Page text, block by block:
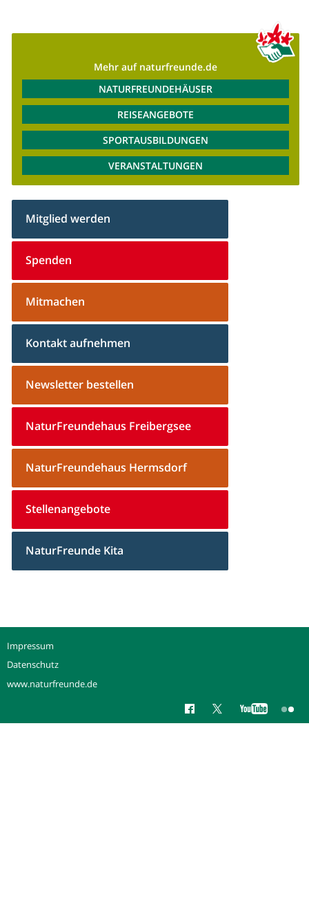
Mehr auf naturfreunde.de
NATURFREUNDEHÄUSER
REISEANGEBOTE
SPORTAUSBILDUNGEN
VERANSTALTUNGEN
Mitglied werden
Spenden
Mitmachen
Kontakt aufnehmen
Newsletter bestellen
NaturFreundehaus Freibergsee
NaturFreundehaus Hermsdorf
Stellenangebote
NaturFreunde Kita
Impressum
Datenschutz
www.naturfreunde.de